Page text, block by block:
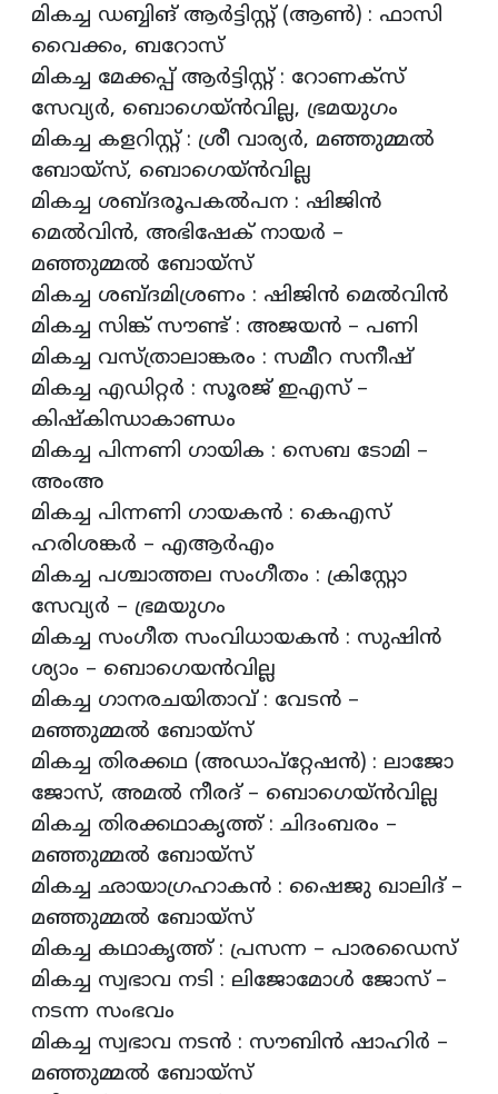
മികച്ച ഡബ്ബിങ് ആര്‍ട്ടിസ്റ്റ് (ആണ്‍) : ഫാസി
വൈക്കം, ബറോസ്
മികച്ച മേക്കപ്പ് ആര്‍ട്ടിസ്റ്റ് : റോണക്‌സ്
സേവ്യര്‍, ബൊഗെയ്ന്‍വില്ല, ഭ്രമയുഗം
മികച്ച കളറിസ്റ്റ് : ശ്രീ വാര്യര്‍, മഞ്ഞുമ്മല്‍
ബോയ്‌സ്, ബൊഗെയ്ന്‍വില്ല
മികച്ച ശബ്ദരൂപകല്‍പന : ഷിജിന്‍
മെല്‍വിന്‍, അഭിഷേക് നായര്‍ –
മഞ്ഞുമ്മല്‍ ബോയ്‌സ്
മികച്ച ശബ്ദമിശ്രണം : ഷിജിന്‍ മെല്‍വിന്‍
മികച്ച സിങ്ക് സൗണ്ട് : അജയന്‍ – പണി
മികച്ച വസ്ത്രാലാങ്കരം : സമീറ സനീഷ്
മികച്ച എഡിറ്റര്‍ : സൂരജ് ഇഎസ് –
കിഷ്‌കിന്ധാകാണ്ഡം
മികച്ച പിന്നണി ഗായിക : സെബ ടോമി –
അംഅ
മികച്ച പിന്നണി ഗായകന്‍ : കെഎസ്
ഹരിശങ്കര്‍ – എആര്‍എം
മികച്ച പശ്ചാത്തല സംഗീതം : ക്രിസ്റ്റോ
സേവ്യര്‍ – ഭ്രമയുഗം
മികച്ച സംഗീത സംവിധായകന്‍ : സുഷിന്‍
ശ്യാം – ബൊഗെയന്‍വില്ല
മികച്ച ഗാനരചയിതാവ് : വേടന്‍ –
മഞ്ഞുമ്മല്‍ ബോയ്‌സ്
മികച്ച തിരക്കഥ (അഡാപ്‌റ്റേഷന്‍) : ലാജോ
ജോസ്, അമല്‍ നീരദ് – ബൊഗെയ്ന്‍വില്ല
മികച്ച തിരക്കഥാകൃത്ത് : ചിദംബരം –
മഞ്ഞുമ്മല്‍ ബോയ്‌സ്
മികച്ച ഛായാഗ്രഹാകന്‍ : ഷൈജു ഖാലിദ് –
മഞ്ഞുമ്മല്‍ ബോയ്‌സ്
മികച്ച കഥാകൃത്ത് : പ്രസന്ന – പാരഡൈസ്
മികച്ച സ്വഭാവ നടി : ലിജോമോള്‍ ജോസ് –
നടന്ന സംഭവം
മികച്ച സ്വഭാവ നടന്‍ : സൗബിന്‍ ഷാഹിര്‍ –
മഞ്ഞുമ്മല്‍ ബോയ്‌സ്